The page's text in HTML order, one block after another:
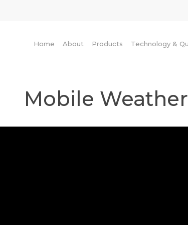
Home About Products Technology &
Mobile